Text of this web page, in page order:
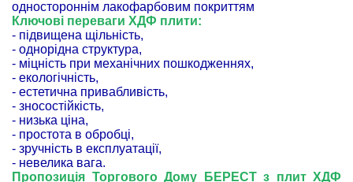
одностороннім лакофарбовим покриттям
Ключові переваги ХДФ плити:
- підвищена щільність,
- однорідна структура,
- міцність при механічних пошкодженнях,
- екологічність,
- естетична привабливість,
- зносостійкість,
- низька ціна,
- простота в обробці,
- зручність в експлуатації,
- невелика вага.
Пропозиція Торгового Дому БЕРЕСТ з плит ХДФ